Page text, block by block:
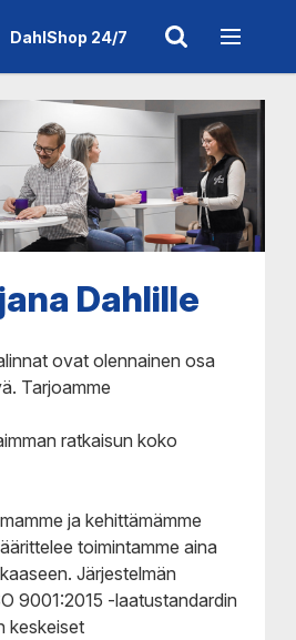
DahlShop 24/7
Dahlille
ovat olennainen osa
Tarjoamme
ratkaisun koko
ja kehittämämme
toimintamme aina
Järjestelmän
9001:2015 -laatustandardin
keskeiset